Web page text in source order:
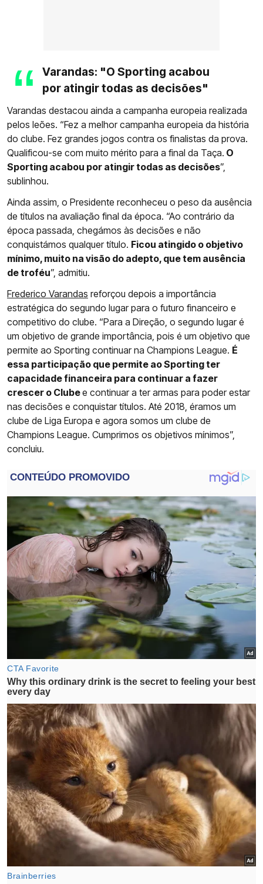
Varandas: "O Sporting acabou
por atingir todas as decisões"
Varandas destacou ainda a campanha europeia realizada
pelos leões. “Fez a melhor campanha europeia da história
do clube. Fez grandes jogos contra os finalistas da prova.
Qualificou-se com muito mérito para a final da Taça. O
Sporting acabou por atingir todas as decisões”,
sublinhou.
Ainda assim, o Presidente reconheceu o peso da ausência
de títulos na avaliação final da época. “Ao contrário da
época passada, chegámos às decisões e não
conquistámos qualquer título. Ficou atingido o objetivo
mínimo, muito na visão do adepto, que tem ausência
de troféu”, admitiu.
Frederico Varandas reforçou depois a importância
estratégica do segundo lugar para o futuro financeiro e
competitivo do clube. “Para a Direção, o segundo lugar é
um objetivo de grande importância, pois é um objetivo que
permite ao Sporting continuar na Champions League. É
essa participação que permite ao Sporting ter
capacidade financeira para continuar a fazer
crescer o Clubee continuar a ter armas para poder estar
nas decisões e conquistar títulos. Até 2018, éramos um
clube de Liga Europa e agora somos um clube de
Champions League. Cumprimos os objetivos mínimos”,
concluiu.